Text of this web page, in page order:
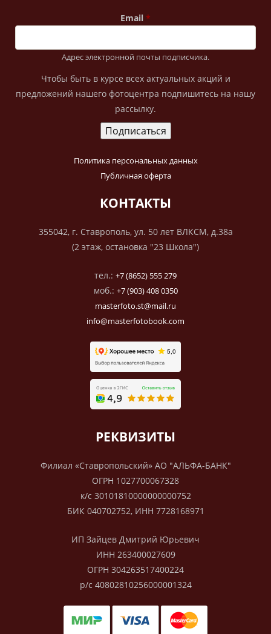
Email
Адрес электронной почты подписчика.
Чтобы быть в курсе всех актуальных акций и
предложений нашего фотоцентра подпишитесь на нашу
рассылку.
Политика персональных данных
Публичная оферта
КОНТАКТЫ
355042, г. Ставрополь, ул. 50 лет ВЛКСМ, д.38а
(2 этаж, остановка "23 Школа")
тел.: +7 (8652) 555 279
моб.: +7 (903) 408 0350
masterfoto.st@mail.ru
info@masterfotobook.com
РЕКВИЗИТЫ
Филиал «Ставропольский» АО "АЛЬФА-БАНК"
ОГРН 1027700067328
к/с 30101810000000000752
БИК 040702752, ИНН 7728168971
ИП Зайцев Дмитрий Юрьевич
ИНН 263400027609
ОГРН 304263517400224
р/с 40802810256000001324